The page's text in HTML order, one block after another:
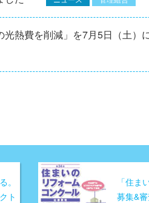
熱費を削減」を7月5日（土）
。
ト
「住ま
募集&